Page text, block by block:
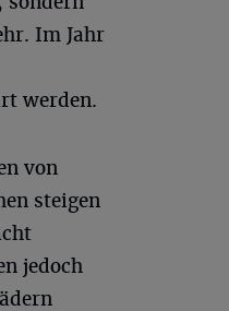
Im Jahr
werden.
von
steigen
jedoch